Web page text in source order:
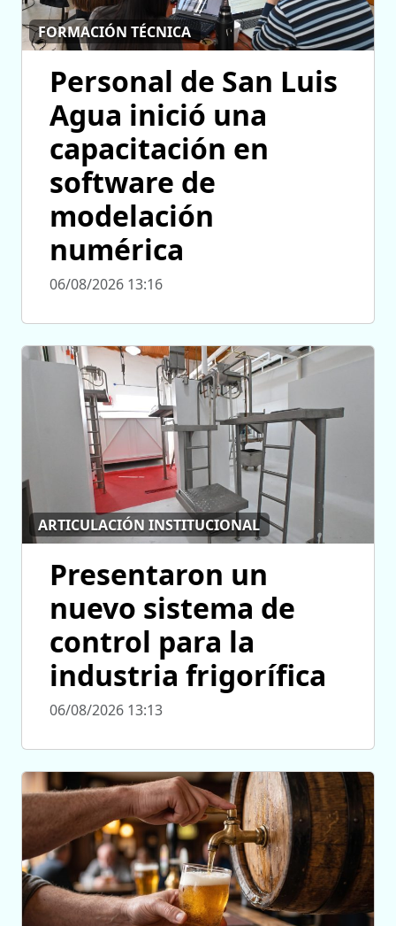
FORMACIÓN TÉCNICA
Personal de San Luis
Agua inició una
capacitación en
software de
modelación
numérica
06/08/2026 13:16
ARTICULACIÓN INSTITUCIONAL
Presentaron un
nuevo sistema de
control para la
industria frigorífica
06/08/2026 13:13